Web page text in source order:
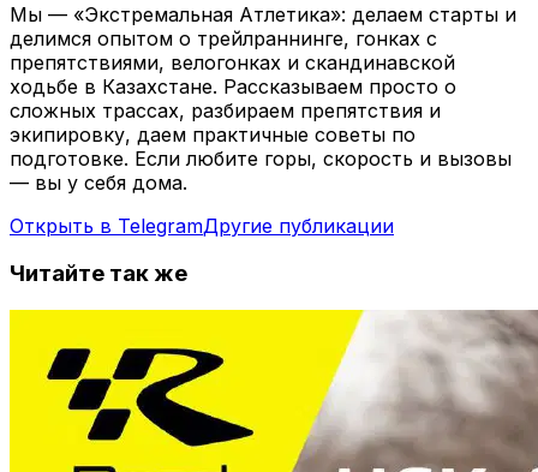
Мы — «Экстремальная Атлетика»: делаем старты и
делимся опытом о трейлраннинге, гонках с
препятствиями, велогонках и скандинавской
ходьбе в Казахстане. Рассказываем просто о
сложных трассах, разбираем препятствия и
экипировку, даем практичные советы по
подготовке. Если любите горы, скорость и вызовы
— вы у себя дома.
Открыть в TelegramДругие публикации
Читайте так же